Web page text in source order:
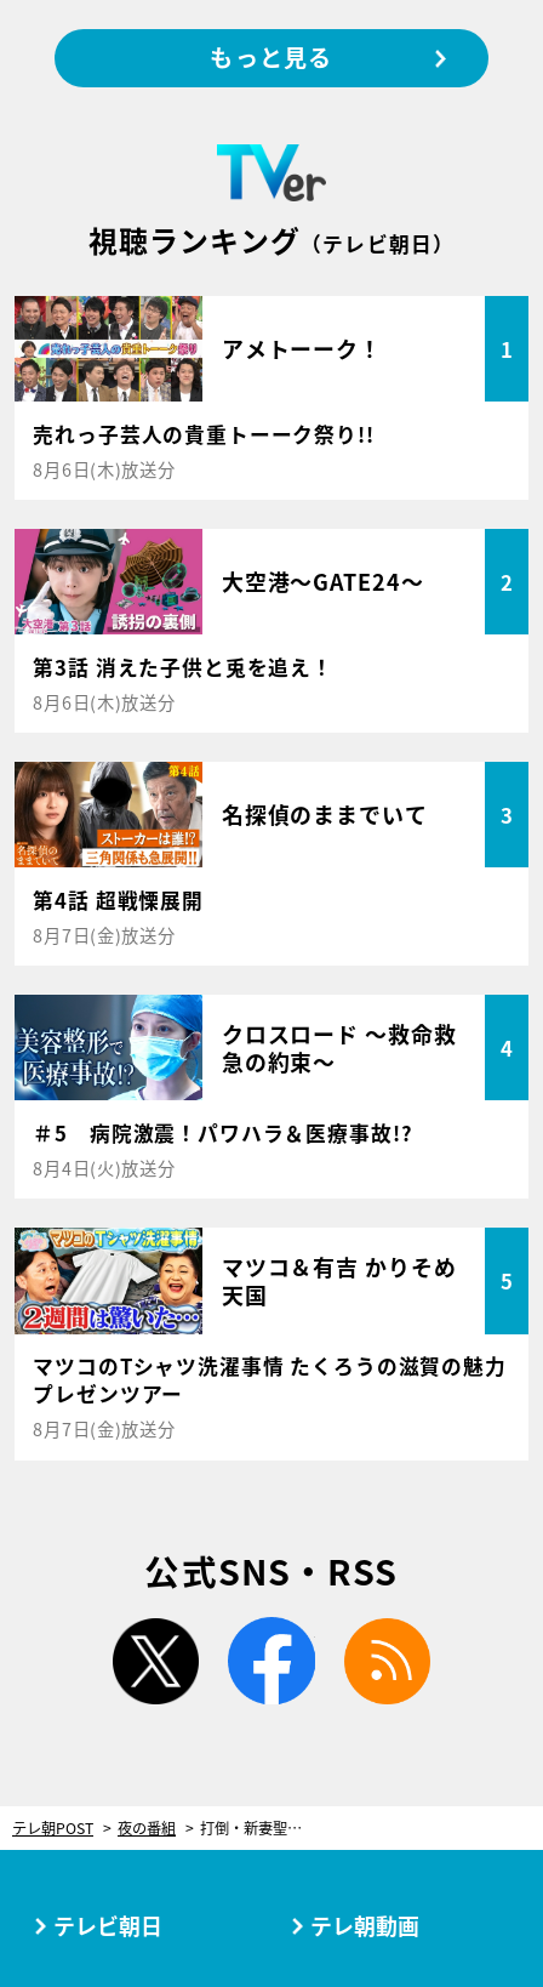
もっと見る
視聴ランキング （テレビ朝日）
アメトーーク！ 1
売れっ子芸人の貴重トーーク祭り!!
8月6日(木)放送分
大空港～GATE24～ 2
第3話 消えた子供と兎を追え！
8月6日(木)放送分
名探偵のままでいて 3
第4話 超戦慄展開
8月7日(金)放送分
クロスロード ～救命救
急の約束～
4
＃5 病院激震！パワハラ＆医療事故!?
8月4日(火)放送分
マツコ＆有吉 かりそめ
天国
5
マツコのTシャツ洗濯事情 たくろうの滋賀の魅力
プレゼンツアー
8月7日(金)放送分
公式SNS・RSS
twitter facebook
テレ朝POST 夜の番組 打倒・新妻聖子！“純烈”後上翔太＆実力派シンガー3人が「カラオケ王」参戦
テレビ朝日 テレ朝動画